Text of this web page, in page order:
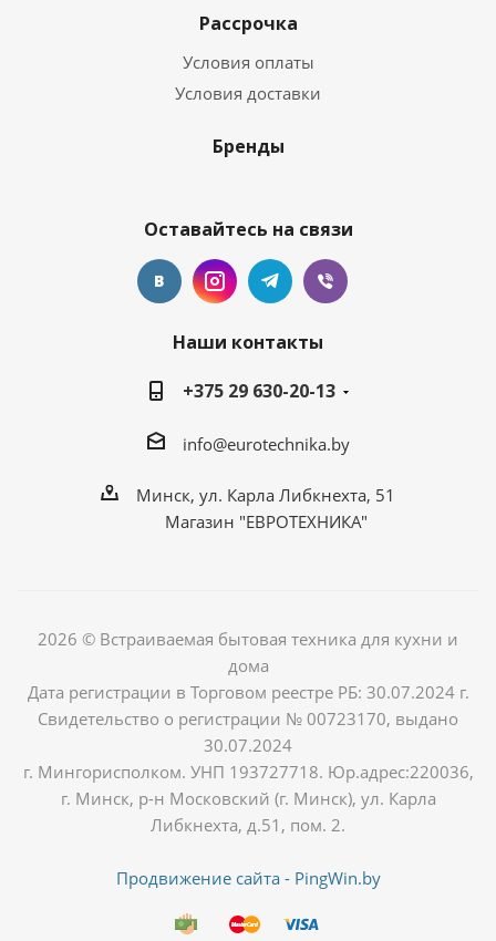
Рассрочка
Условия оплаты
Условия доставки
Бренды
Оставайтесь на связи
Наши контакты
+375 29 630-20-13
info@eurotechnika.by
Минск, ул. Карла Либкнехта, 51
Магазин "ЕВРОТЕХНИКА"
2026 © Встраиваемая бытовая техника для кухни и
дома
Дата регистрации в Торговом реестре РБ: 30.07.2024 г.
Свидетельство о регистрации № 00723170, выдано
30.07.2024
г. Мингорисполком. УНП 193727718. Юр.адрес:220036,
г. Минск, р-н Московский (г. Минск), ул. Карла
Либкнехта, д.51, пом. 2.
Продвижение сайта - PingWin.by